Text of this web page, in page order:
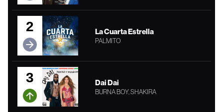
2 La Cuarta Estrella
PALMITO
3 Dai Dai
BURNA BOY, SHAKIRA